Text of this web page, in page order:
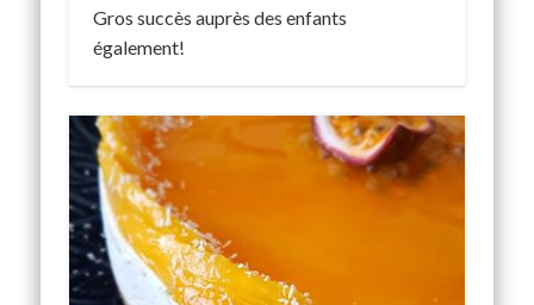
Gros succès auprès des enfants
également!